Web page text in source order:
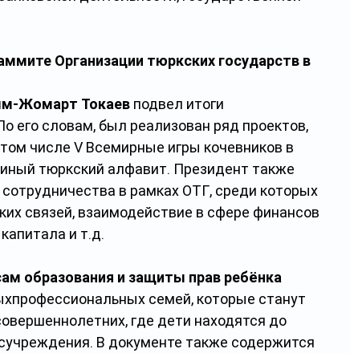
Организации тюркских государств в
Жомарт Токаев подвел итоги
его словам, был реализован ряд проектов,
числе V Всемирные игры кочевников в
тюркский алфавит. Президент также
в рамках ОТГ, среди которых
связей, взаимодействие в сфере финансов
и т.д.
образования и защиты прав ребёнка
семей, которые станут
где дети находятся до
В документе также содержится